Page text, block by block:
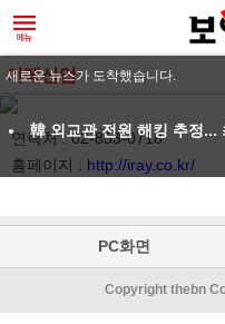
이레산업
연락처 : 02-853-0718
홈페이지 : http://iray.co.kr/
PC화면
Copyright thebn
새로운 뉴스가 도착했습니다.
韓 외교관 전원 해킹 추정...